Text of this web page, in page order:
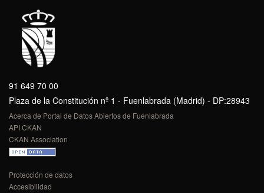
91 649 70 00
Plaza de la Constitución nº 1 - Fuenlabrada (Madrid) - DP:28943
Acerca de Portal de Datos Abiertos de Fuenlabrada
API CKAN
CKAN Association
Protección de datos
Accesibilidad